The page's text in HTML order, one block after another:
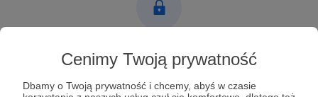
Cenimy Twoją prywatność
Dbamy o Twoją prywatność i chcemy, abyś w czasie
Post dostępny tylko dla Patronów